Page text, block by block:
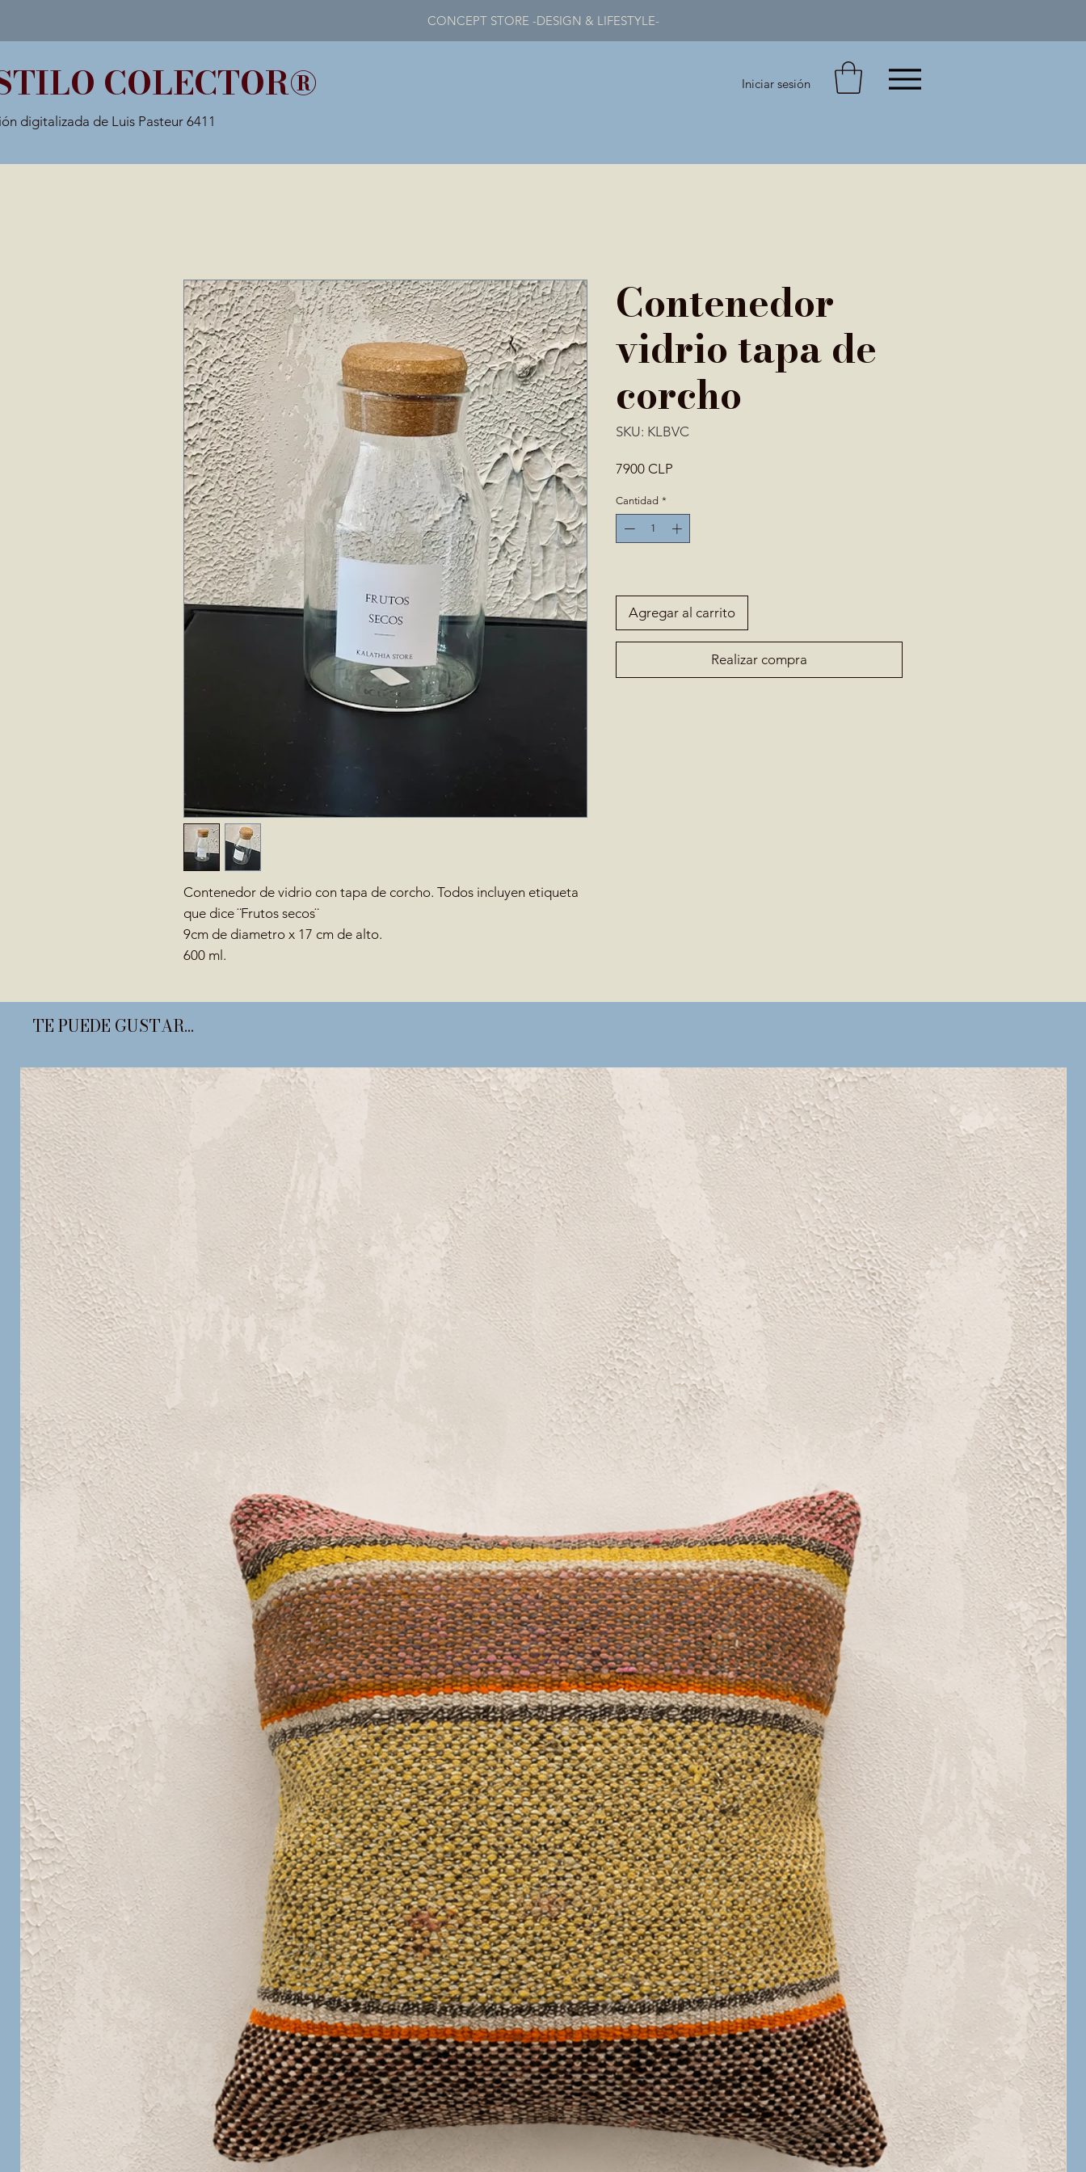
CONCEPT STORE -DESIGN & LIFESTYLE-
COLECTOR® Iniciar sesión
digitalizada de Luis Pasteur 6411
Contenedor de vidrio con tapa de corcho. Todos incluyen etiqueta
que dice ¨Frutos secos¨
9cm de diametro x 17 cm de alto.
600 ml.
Contenedor
vidrio tapa de
corcho
SKU: KLBVC
7900 CLP
Cantidad *
Agregar al carrito
Realizar compra
TE PUEDE GUSTAR...